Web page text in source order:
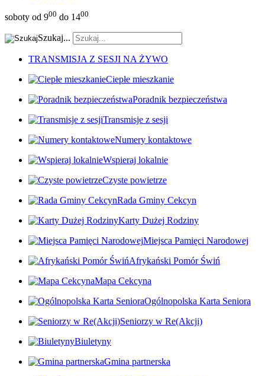
soboty od 900 do 1400
Szukaj...
TRANSMISJA Z SESJI NA ŻYWO
Ciepłe mieszkanie
Poradnik bezpieczeństwa
Transmisje z sesji
Numery kontaktowe
Wspieraj lokalnie
Czyste powietrze
Rada Gminy Cekcyn
Karty Dużej Rodziny
Miejsca Pamięci Narodowej
Afrykański Pomór Świń
Mapa Cekcyna
Ogólnopolska Karta Seniora
Seniorzy w Re(Akcji)
Biuletyny
Gmina partnerska